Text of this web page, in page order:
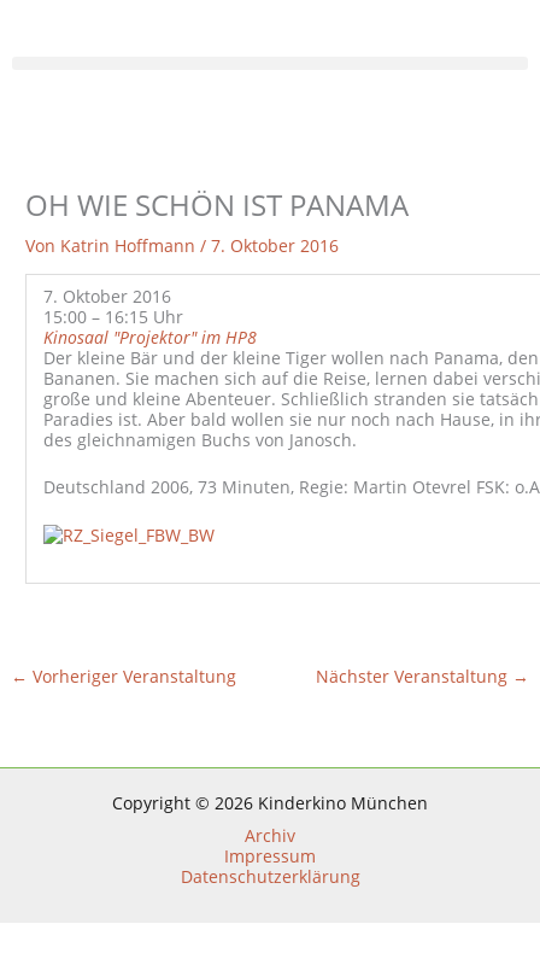
OH WIE SCHÖN IST PANAMA
Von Katrin Hoffmann/7. Oktober 2016
7. Oktober 2016
15:00 – 16:15 Uhr
Kinosaal "Projektor" im HP8
Der kleine Bär und der kleine Tiger wollen nach Panama,
Bananen. Sie machen sich auf die Reise, lernen dabei
große und kleine Abenteuer. Schließlich stranden sie
Paradies ist. Aber bald wollen sie nur noch nach Hause, in
des gleichnamigen Buchs von Janosch.
Deutschland 2006, 73 Minuten, Regie: Martin Otevrel FSK:
← Vorheriger Veranstaltung Nächster Veranstaltung →
Copyright © 2026 Kinderkino München
Archiv
Impressum
Datenschutzerklärung